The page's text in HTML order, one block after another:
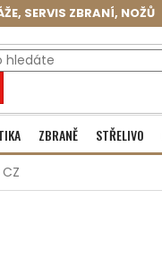
SERVIS ZBRANÍ, NOŽŮ
ZBRANĚ STŘELIVO
CZ